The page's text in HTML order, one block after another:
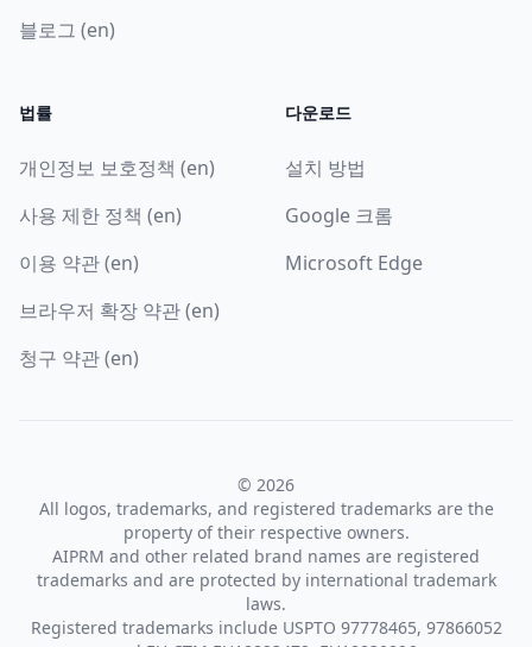
블로그 (en)
법률
개인정보 보호정책 (en)
사용 제한 정책 (en)
이용 약관 (en)
브라우저 확장 약관 (en)
청구 약관 (en)
다운로드
설치 방법
Google 크롬
Microsoft Edge
© 2026
All logos, trademarks, and registered trademarks are the
property of their respective owners.
AIPRM and other related brand names are registered
trademarks and are protected by international trademark
laws.
Registered trademarks include USPTO 97778465, 97866052